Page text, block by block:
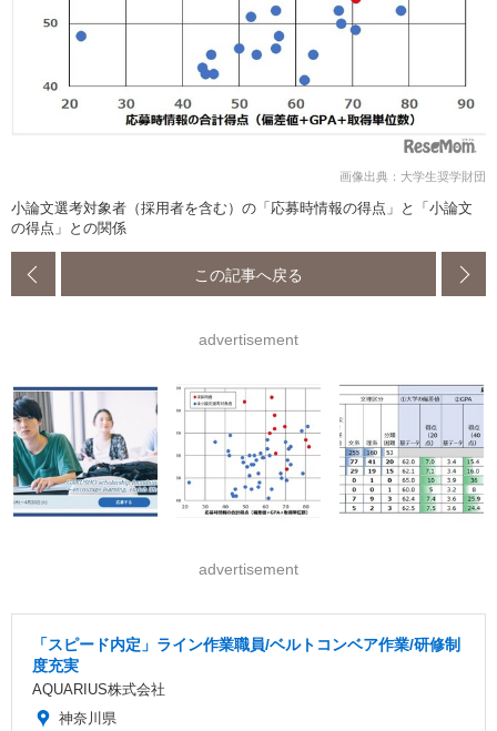
画像出典：大学生奨学財団
小論文選考対象者（採用者を含む）の「応募時情報の得点」と「小論文
の得点」との関係
この記事へ戻る
advertisement
advertisement
「スピード内定」ライン作業職員/ベルトコンベア作業/研修制
度充実
AQUARIUS株式会社
神奈川県